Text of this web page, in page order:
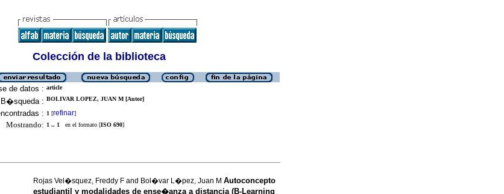
Colección de la biblioteca
de datos : article
B�squeda : BOLIVAR LOPEZ, JUAN M [Autor]
: 1 [refinar]
Mostrando: 1 .. 1 en el formato [ISO 690]
Rojas Vel�squez, Freddy F and Bol�var L�pez, Juan M Autoconcepto
estudiantil y modalidades de ense�anza a distancia (B-Learning